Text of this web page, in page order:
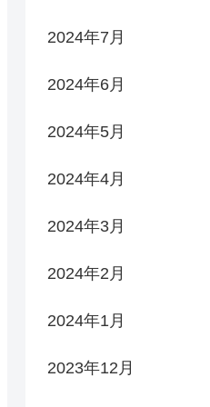
2024年7月
2024年6月
2024年5月
2024年4月
2024年3月
2024年2月
2024年1月
2023年12月